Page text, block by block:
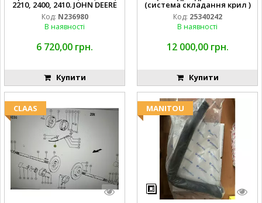
2210, 2400, 2410. JOHN DEERE
Код: N236980
В наявності
6 720,00 грн.
Купити
(система складання крил )
Код: 25340242
В наявності
12 000,00 грн.
Купити
CLAAS MANITOU